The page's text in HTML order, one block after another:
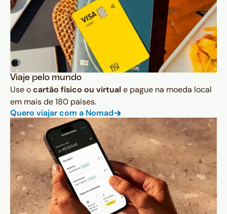
Viaje pelo mundo
Use ocartão físico ou virtual e pague na moeda local
em mais de 180 países.
Quero viajar com a Nomad